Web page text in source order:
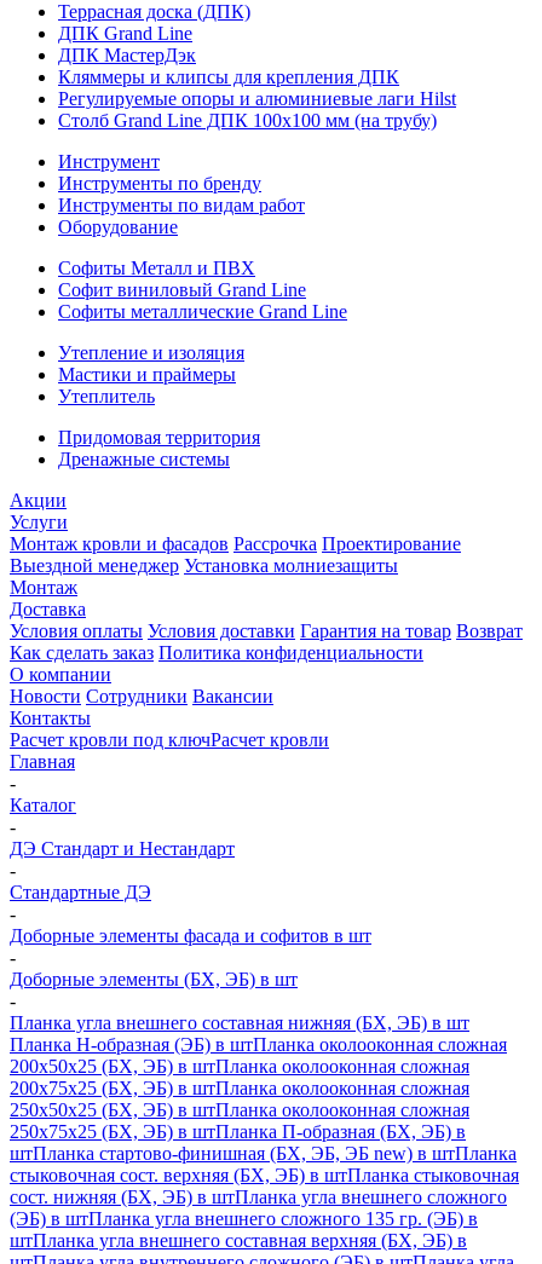
Террасная доска (ДПК)
ДПК Grand Line
ДПК МастерДэк
Кляммеры и клипсы для крепления ДПК
Регулируемые опоры и алюминиевые лаги Hilst
Столб Grand Line ДПК 100х100 мм (на трубу)
Инструмент
Инструменты по бренду
Инструменты по видам работ
Оборудование
Софиты Металл и ПВХ
Софит виниловый Grand Line
Софиты металлические Grand Line
Утепление и изоляция
Мастики и праймеры
Утеплитель
Придомовая территория
Дренажные системы
Акции
Услуги
Монтаж кровли и фасадов Рассрочка Проектирование
Выездной менеджер Установка молниезащиты
Монтаж
Доставка
Условия оплаты Условия доставки Гарантия на товар Возврат
Как сделать заказ Политика конфиденциальности
О компании
Новости Сотрудники Вакансии
Контакты
Расчет кровли под ключРасчет кровли
Главная
-
Каталог
-
ДЭ Стандарт и Нестандарт
-
Стандартные ДЭ
-
Доборные элементы фасада и софитов в шт
-
Доборные элементы (БХ, ЭБ) в шт
-
Планка угла внешнего составная нижняя (БХ, ЭБ) в шт
Планка H-образная (ЭБ) в штПланка околооконная сложная
200х50х25 (БХ, ЭБ) в штПланка околооконная сложная
200х75х25 (БХ, ЭБ) в штПланка околооконная сложная
250х50х25 (БХ, ЭБ) в штПланка околооконная сложная
250х75х25 (БХ, ЭБ) в штПланка П-образная (БХ, ЭБ) в
штПланка стартово-финишная (БХ, ЭБ, ЭБ new) в штПланка
стыковочная сост. верхняя (БХ, ЭБ) в штПланка стыковочная
сост. нижняя (БХ, ЭБ) в штПланка угла внешнего сложного
(ЭБ) в штПланка угла внешнего сложного 135 гр. (ЭБ) в
штПланка угла внешнего составная верхняя (БХ, ЭБ) в